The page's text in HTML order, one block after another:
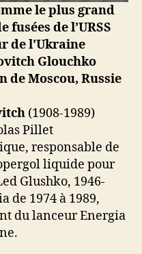
le plus grand
de l’URSS
(1908-1989)
responsable de
liquide pour
Glushko, 1946-
de 1974 à 1989,
du lanceur Energia